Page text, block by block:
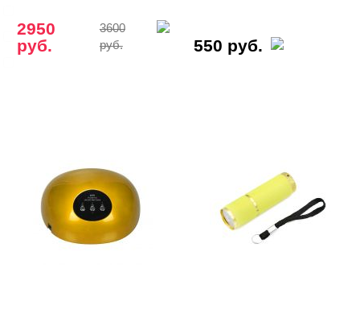
Imen
2950
руб.
3600
руб.
550 руб.